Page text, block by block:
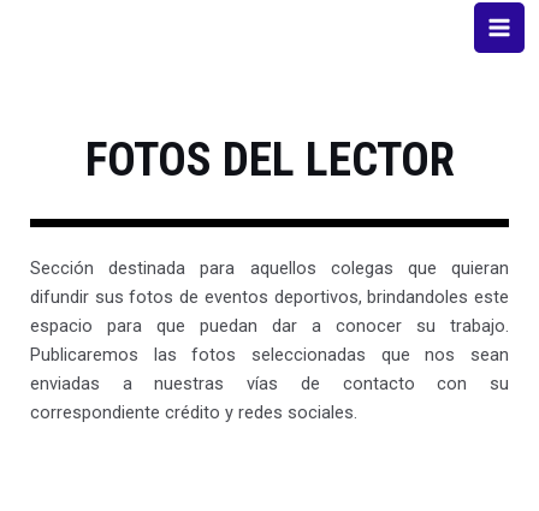
FOTOS DEL LECTOR
Sección destinada para aquellos colegas que quieran
difundir sus fotos de eventos deportivos, brindandoles este
espacio para que puedan dar a conocer su trabajo.
Publicaremos las fotos seleccionadas que nos sean
enviadas a nuestras vías de contacto con su
correspondiente crédito y redes sociales.